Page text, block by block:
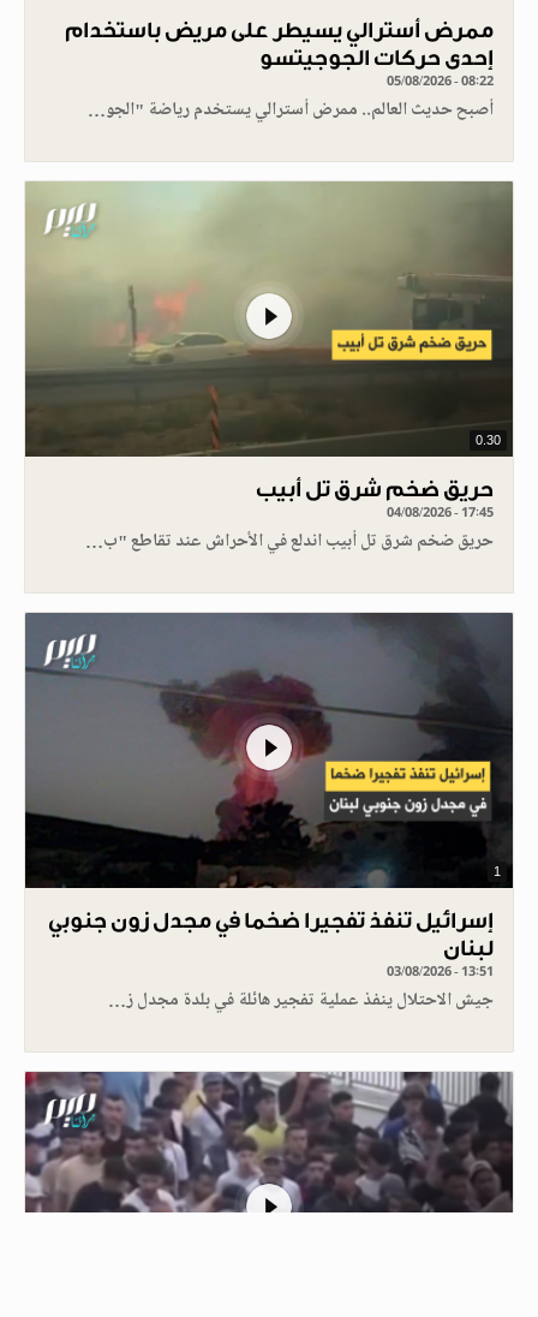
ممرض أسترالي يسيطر على مريض باستخدام
إحدى حركات الجوجيتسو
05/08/2026 - 08:22
أصبح حديث العالم.. ممرض أسترالي يستخدم رياضة "الجو…
0.30
حريق ضخم شرق تل أبيب
04/08/2026 - 17:45
حريق ضخم شرق تل أبيب اندلع في الأحراش عند تقاطع "ب…
1
إسرائيل تنفذ تفجيرا ضخما في مجدل زون جنوبي
لبنان
03/08/2026 - 13:51
جيش الاحتلال ينفذ عملية تفجير هائلة في بلدة مجدل ز…